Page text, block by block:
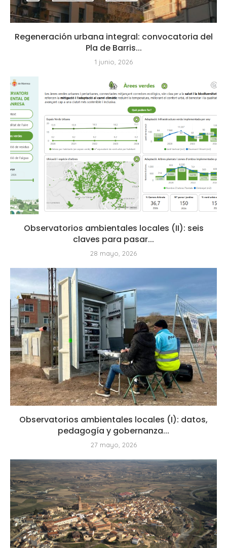
Regeneración urbana integral: convocatoria del
Pla de Barris...
1 junio, 2026
Observatorios ambientales locales (II): seis
claves para pasar...
28 mayo, 2026
Observatorios ambientales locales (I): datos,
pedagogía y gobernanza...
27 mayo, 2026